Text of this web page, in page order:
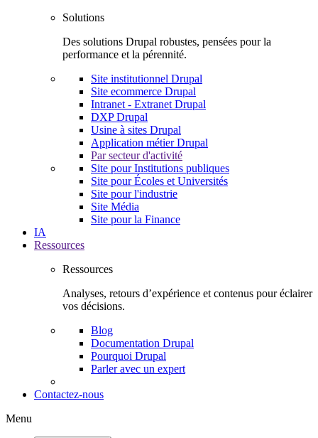
Solutions
Des solutions Drupal robustes, pensées pour la
performance et la pérennité.
Site institutionnel Drupal
Site ecommerce Drupal
Intranet - Extranet Drupal
DXP Drupal
Usine à sites Drupal
Application métier Drupal
Par secteur d'activité
Site pour Institutions publiques
Site pour Écoles et Universités
Site pour l'industrie
Site Média
Site pour la Finance
IA
Ressources
Ressources
Analyses, retours d’expérience et contenus pour éclairer
vos décisions.
Blog
Documentation Drupal
Pourquoi Drupal
Parler avec un expert
Contactez-nous
Menu